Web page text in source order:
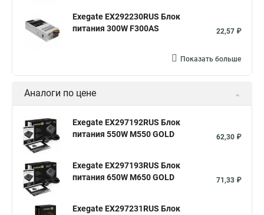
Exegate EX292230RUS Блок
питания 300W F300AS
22,57 ₽
Показать больше
Аналоги по цене
Exegate EX297192RUS Блок
питания 550W M550 GOLD
62,30 ₽
Exegate EX297193RUS Блок
питания 650W M650 GOLD
71,33 ₽
Exegate EX297231RUS Блок